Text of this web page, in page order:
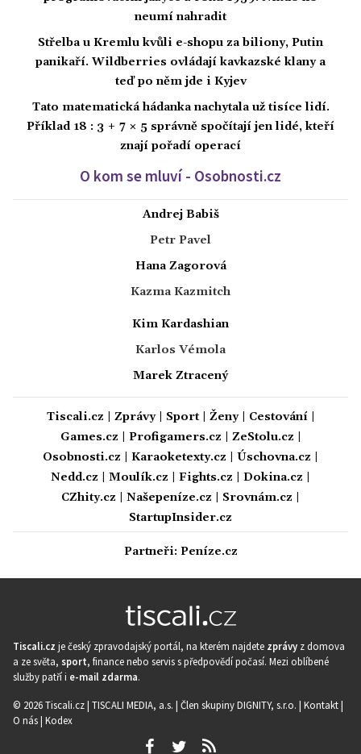
neumí nahradit
Střelba u Kremlu kvůli e-shopu za biliony, Putin
panikaří. Wildberries ovládají kavkazské klany a
teď po něm jde i Kyjev
Tato matematická hádanka nachytala už tisíce lidí.
Příklad 18 : 3 + 7 × 5 správně spočítají jen lidé, kteří
znají pořadí operací
O kom se mluví - Osobnosti.cz
Andrej Babiš
Petr Pavel
Hana Zagorová
Kazma Kazmitch
Kim Kardashian
Karlos Vémola
Marek Ztracený
Tiscali.cz Zprávy| Sport| Ženy| Cestování|
Games.cz
Profigamers.cz ZeStolu.cz
Osobnosti.cz
Karaoketexty.cz Úschovna.cz
Nedd.cz
Moulík.cz Fights.cz Dokina.cz
CZhity.cz
Našepeníze.cz Srovnám.cz
StartupInsider.cz
Partneři: Peníze.cz
Tiscali.cz je český zpravodajský portál, na kterém najdete zprávy z domova
a ze světa, sport, finance nebo servis s předpovědí počasí. Mezi oblíbené
služby patří i e-mail zdarma.
© 2026 Tiscali.cz | TISCALI MEDIA, a.s. | Člen skupiny DIGNITY, s.r.o. | Kontakt|
O nás| Kodex